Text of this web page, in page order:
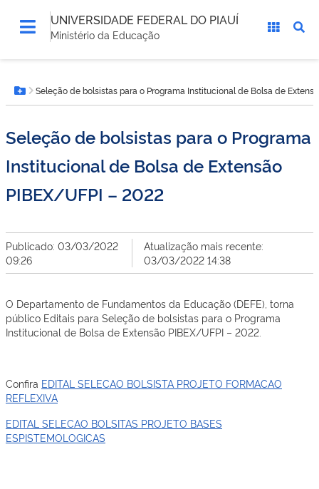
UNIVERSIDADE FEDERAL DO PIAUÍ
Ministério da Educação
está
aqui:Botão Menu
Seleção de bolsistas para o Programa Institucional de Bolsa de
Seleção de bolsistas para o Programa
Institucional de Bolsa de Extensão
PIBEX/UFPI – 2022
Publicado: 03/03/2022
09:26
Atualização mais recente:
03/03/2022 14:38
O Departamento de Fundamentos da Educação (DEFE), torna
público Editais para Seleção de bolsistas para o Programa
Institucional de Bolsa de Extensão PIBEX/UFPI – 2022.
Confira EDITAL SELECAO BOLSISTA PROJETO FORMACAO
REFLEXIVA
EDITAL SELECAO BOLSITAS PROJETO BASES
ESPISTEMOLOGICAS